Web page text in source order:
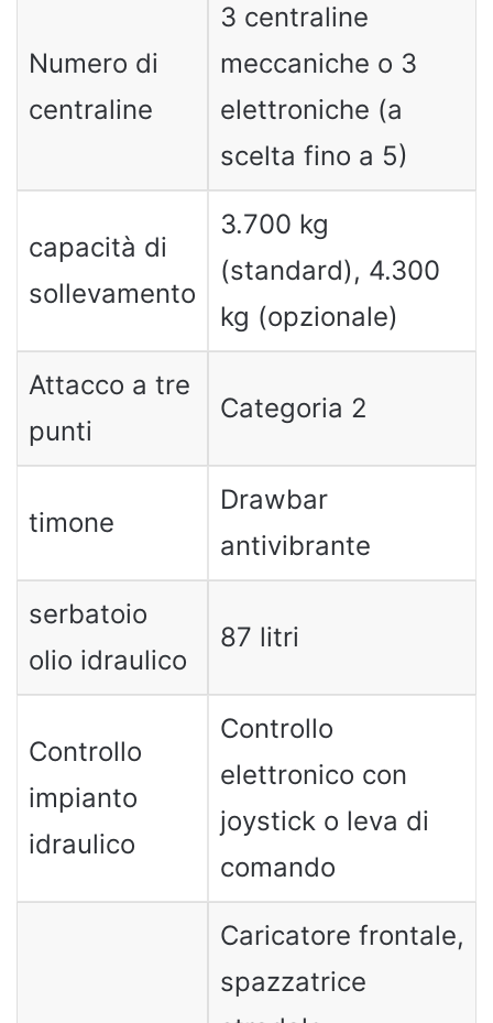
Numero di
centraline
3 centraline
meccaniche o 3
elettroniche (a
scelta fino a 5)
capacità di
sollevamento
3.700 kg
(standard), 4.300
kg (opzionale)
Attacco a tre
punti
Categoria 2
timone
Drawbar
antivibrante
serbatoio
olio idraulico
87 litri
Controllo
impianto
idraulico
Controllo
elettronico con
joystick o leva di
comando
Caricatore frontale,
spazzatrice